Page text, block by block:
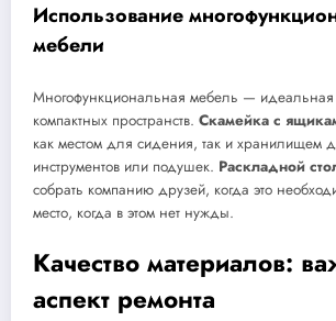
Использование
мебели
Многофункциональная мебель —
компактных пространств. Скамейка с
как местом для сидения, так и хранилищем
инструментов или подушек. Раскладной
собрать компанию друзей, когда это
место, когда в этом нет нужды.
Качество материалов:
аспект ремонта